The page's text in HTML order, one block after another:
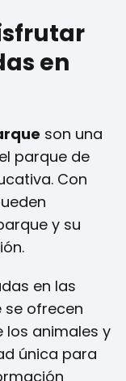
en
son una
parque de
Con
y su
en las
ofrecen
los animales y
única para